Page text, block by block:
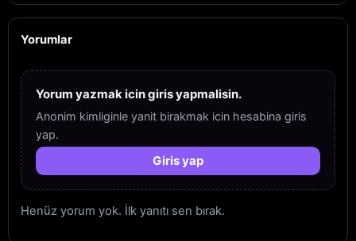
Yorumlar
Yorum yazmak icin giris yapmalisin.
Anonim kimliginle yanit birakmak icin hesabina giris
yap.
Giris yap
Henüz yorum yok. İlk yanıtı sen bırak.